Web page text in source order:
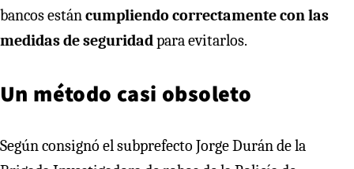
bancos estáncumpliendo correctamente con las
medidas de seguridadpara evitarlos.
Un método casi obsoleto
Según consignó el subprefecto Jorge Durán de la